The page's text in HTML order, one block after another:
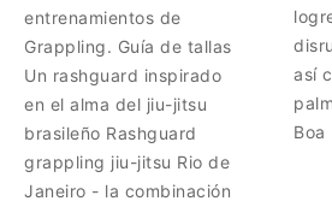
entrenamientos de
Grappling. Guía de tallas
Un rashguard inspirado
en el alma del jiu-jitsu
brasileño Rashguard
grappling jiu-jitsu Rio de
Janeiro - la combinación
así
Boa